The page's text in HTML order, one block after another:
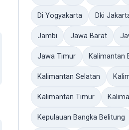
Di Yogyakarta Dki
Jambi Jawa Barat
Jawa Timur Kalimantan
Kalimantan Selatan
Kalimantan Timur
Kepulauan Bangka Belitung